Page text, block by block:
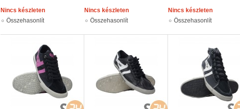
Nincs készleten
Összehasonlít
Nincs készleten
Összehasonlít
Nincs készleten
Összehasonlít